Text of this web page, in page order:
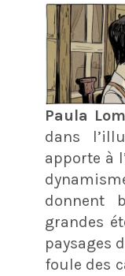
Paula
dans
apporte à
donnent
grandes
paysages
foule des